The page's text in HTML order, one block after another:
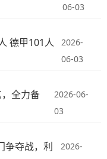
06-03
德甲101人
2026-
06-03
全力备
2026-06-
03
争夺战，利
2026-